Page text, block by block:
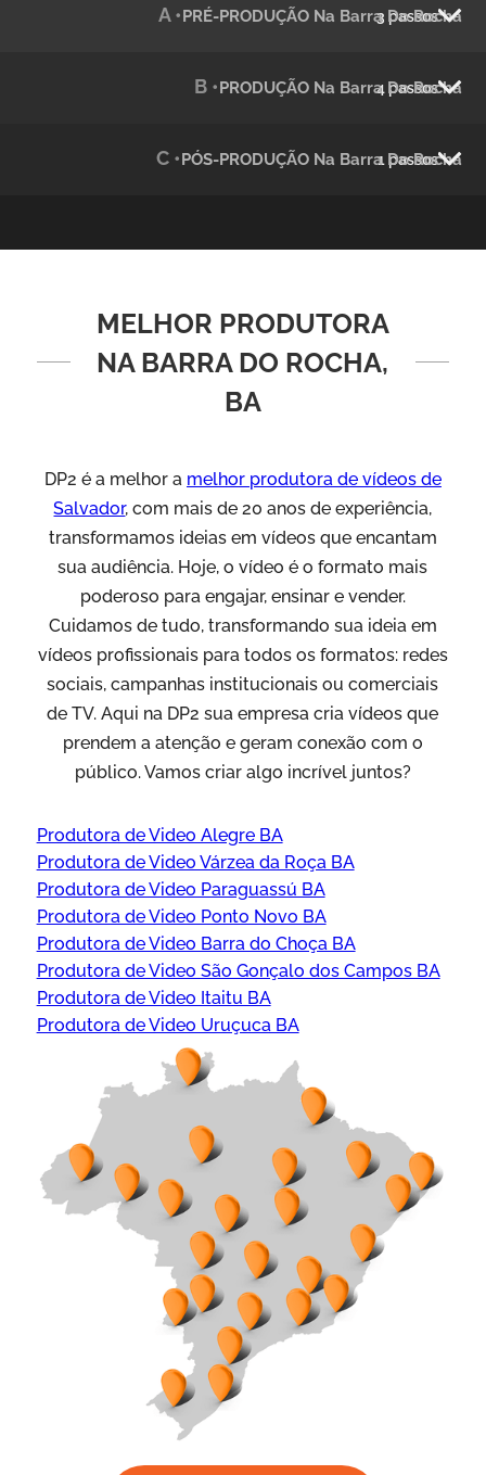
Julândia
Green Process
Vídeos de Produtos e Serviços
A •PRÉ-PRODUÇÃO Na Barra Do Rocha
3 passos
B •PRODUÇÃO Na Barra Do Rocha
4 passos
C •PÓS-PRODUÇÃO Na Barra Do Rocha
1 passos
MELHOR PRODUTORA
NA BARRA DO ROCHA,
BA
DP2 é a melhor a melhor produtora de vídeos de
Salvador, com mais de 20 anos de experiência,
transformamos ideias em vídeos que encantam
sua audiência. Hoje, o vídeo é o formato mais
poderoso para engajar, ensinar e vender.
Cuidamos de tudo, transformando sua ideia em
vídeos profissionais para todos os formatos: redes
sociais, campanhas institucionais ou comerciais
de TV. Aqui na DP2 sua empresa cria vídeos que
prendem a atenção e geram conexão com o
público. Vamos criar algo incrível juntos?
Produtora de Video Alegre BA
Produtora de Video Várzea da Roça BA
Produtora de Video Paraguassú BA
Produtora de Video Ponto Novo BA
Produtora de Video Barra do Choça BA
Produtora de Video São Gonçalo dos Campos BA
Produtora de Video Itaitu BA
Produtora de Video Uruçuca BA